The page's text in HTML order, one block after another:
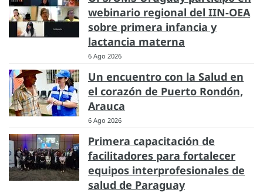
webinario regional del IIN-OEA
sobre primera infancia y
lactancia materna
6 Ago 2026
Un encuentro con la Salud en
el corazón de Puerto Rondón,
Arauca
6 Ago 2026
Primera capacitación de
facilitadores para fortalecer
equipos interprofesionales de
salud de Paraguay